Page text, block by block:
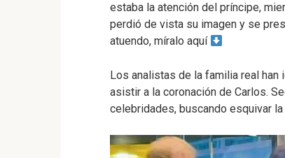
estaba la atención del príncipe,
perdió de vista su imagen y se
atuendo, míralo aquí
Los analistas de la familia real
asistir a la coronación de Carlos.
celebridades, buscando esquivar